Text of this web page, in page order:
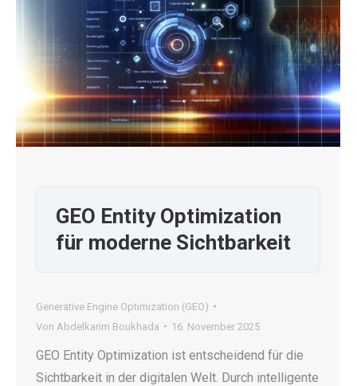
GEO Entity Optimization
für moderne Sichtbarkeit
Generative Engine Optimization (GEO)
Von Abdelkarim Boukhada 16. November 2025
GEO Entity Optimization ist entscheidend für die
Sichtbarkeit in der digitalen Welt. Durch intelligente